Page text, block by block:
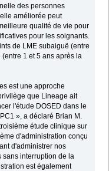
des personnes
améliorée peut
qualité de vie pour
pour les soignants.
de LME subaiguë (entre
1 et 5 ans après la
est une approche
que Lineage ait
l'étude DOSED dans le
», a déclaré Brian M.
étude clinique sur
d'administration conçu
d'administrer nos
sans interruption de la
est également